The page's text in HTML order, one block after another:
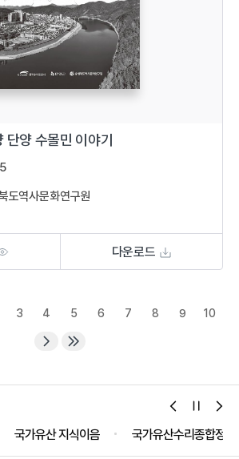
양 수몰민 이야기
도역사문화연구원
다운로드
3 4 5 6 7 8 9 10
국가유산수리종합정보시스템 국가유산공